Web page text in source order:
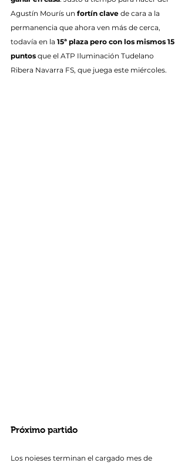
Agustín Mourís un fortín clave de cara a la
permanencia que ahora ven más de cerca,
todavía en la 15ª plaza pero con los mismos 15
puntos que el ATP Iluminación Tudelano
Ribera Navarra FS, que juega este miércoles.
Próximo partido
Los noieses terminan el cargado mes de